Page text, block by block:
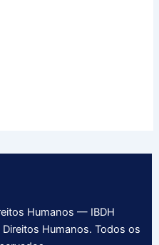
Humanos — IBDH
Humanos. Todos os